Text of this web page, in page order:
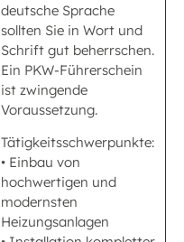
deutsche Sprache
sollten Sie in Wort und
Schrift gut beherrschen.
Ein PKW-Führerschein
ist zwingende
Voraussetzung.
Tätigkeitsschwerpunkte:
• Einbau von
hochwertigen und
modernsten
Heizungsanlagen